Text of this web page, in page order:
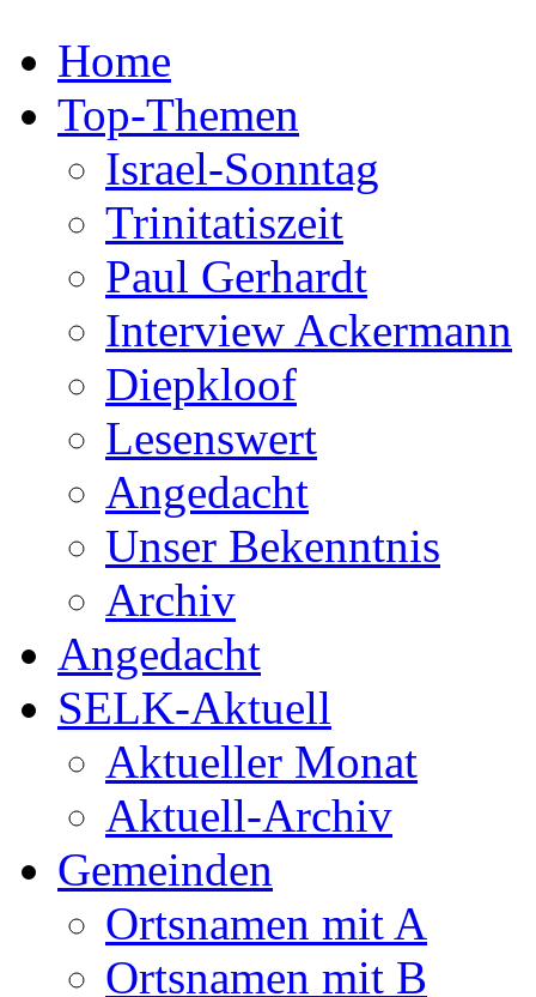
Home
Top-Themen
Israel-Sonntag
Trinitatiszeit
Paul Gerhardt
Interview Ackermann
Diepkloof
Lesenswert
Angedacht
Unser Bekenntnis
Archiv
Angedacht
SELK-Aktuell
Aktueller Monat
Aktuell-Archiv
Gemeinden
Ortsnamen mit A
Ortsnamen mit B